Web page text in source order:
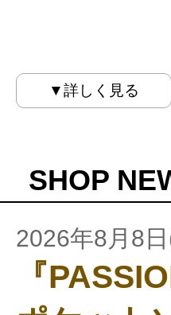
▼詳しく見る
SHOP
2026年8月8
『